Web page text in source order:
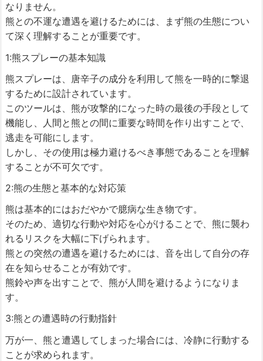
なりません。
熊との不運な遭遇を避けるためには、まず熊の生態につい
て深く理解することが重要です。
1:熊スプレーの基本知識
熊スプレーは、唐辛子の成分を利用して熊を一時的に撃退
するために設計されています。
このツールは、熊が攻撃的になった時の最後の手段として
機能し、人間と熊との間に重要な時間を作り出すことで、
逃走を可能にします。
しかし、その使用は極力避けるべき事態であることを理解
することが不可欠です。
2:熊の生態と基本的な対応策
熊は基本的にはおだやかで臆病な生き物です。
そのため、適切な行動や対応を心がけることで、熊に襲わ
れるリスクを大幅に下げられます。
熊との突然の遭遇を避けるためには、音を出して自分の存
在を知らせることが有効です。
熊鈴や声を出すことで、熊が人間を避けるようになりま
す。
3:熊との遭遇時の行動指針
万が一、熊と遭遇してしまった場合には、冷静に行動する
ことが求められます。